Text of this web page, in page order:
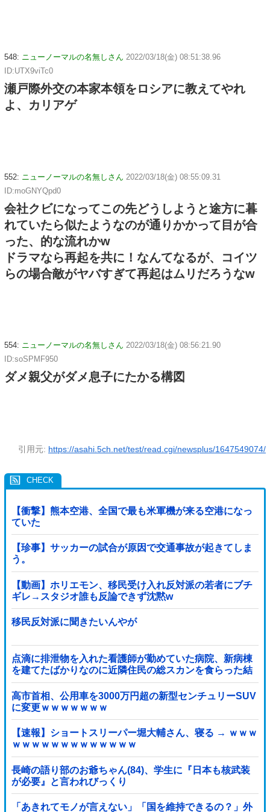
548: ニューノーマルの名無しさん 2022/03/18(金) 08:51:38.96
ID:UTX9viTc0
瀬戸際外交の本家本領をロシアに教えてやれ
よ、カリアゲ
552: ニューノーマルの名無しさん 2022/03/18(金) 08:55:09.31
ID:moGNYQpd0
会社クビになってこの先どうしようと途方に暮
れていたら似たようなのが通りかかって目が合
った、的な流れかw
ドラマなら再起を共に！なんてなるが、コイツ
らの場合敵がヤバすぎて再起はムリだろうなw
554: ニューノーマルの名無しさん 2022/03/18(金) 08:56:21.90
ID:soSPMF950
ダメ親父がダメ息子にたかる構図
引用元: https://asahi.5ch.net/test/read.cgi/newsplus/1647549074/
【衝撃】熊本空港、全国で最も米軍機が来る空港になっ
ていた
【珍事】サッカーの試合が原因で交通事故が起きてしま
う。
【動画】ホリエモン、移民受け入れ反対派の若者にブチ
ギレ→スタジオ誰も反論できず沈黙w
移民反対派に聞きたいんやが
点滴に排泄物を入れた看護師が勤めていた病院、新病棟
を建てたばかりなのに近隣住民の総スカンを食らった結
果……他
高市首相、公用車を3000万円超の新型センチュリーSUV
に変更ｗｗｗｗｗｗｗ
【速報】ショートスリーパー堀大輔さん、寝る → ｗｗｗ
ｗｗｗｗｗｗｗｗｗｗｗｗｗ
長崎の語り部のお爺ちゃん(84)、学生に『日本も核武装
が必要』と言われびっくり
「あきれてモノが言えない」「国を維持できるの？」外